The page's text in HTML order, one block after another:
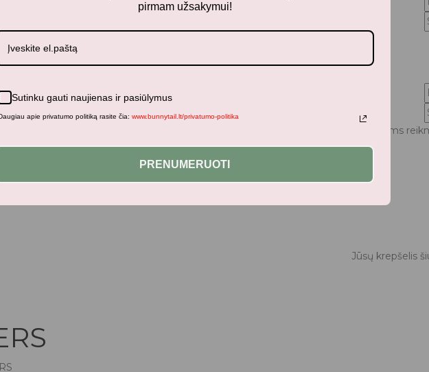
naudojami patogesniam naršymui šiame tinklalapyje, paskyros valdymui bei kitoms
Jūsų krepšelis
pirmam užsakymui!
Sutinku gauti naujienas ir pasiūlymus
apie privatumo politiką rasite čia: www.bunnytail.lt/privatumo-politika
PRENUMERUOTI